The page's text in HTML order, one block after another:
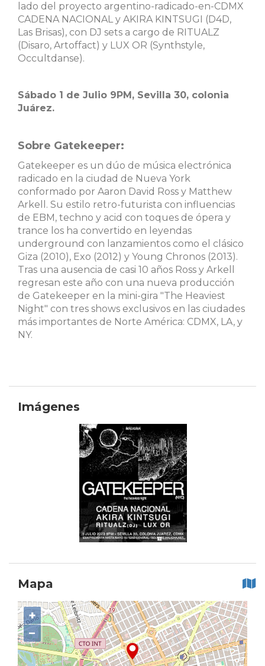
lado del proyecto argentino-radicado-en-CDMX
CADENA NACIONAL y AKIRA KINTSUGI (D4D,
Las Brisas), con DJ sets a cargo de RITUALZ
(Disaro, Artoffact) y LUX OR (Synthstyle,
Occultdanse).
Sábado 1 de Julio 9PM, Sevilla 30, colonia
Juárez.
Sobre Gatekeeper:
Gatekeeper es un dúo de música electrónica
radicado en la ciudad de Nueva York
conformado por Aaron David Ross y Matthew
Arkell. Su estilo retro-futurista con influencias
de EBM, techno y acid con toques de ópera y
trance los ha convertido en leyendas
underground con lanzamientos como el clásico
Giza (2010), Exo (2012) y Young Chronos (2013).
Tras una ausencia de casi 10 años Ross y Arkell
regresan este año con una nueva producción
de Gatekeeper en la mini-gira "The Heaviest
Night" con tres shows exclusivos en las ciudades
más importantes de Norte América: CDMX, LA, y
NY.
Imágenes
Mapa
+
−